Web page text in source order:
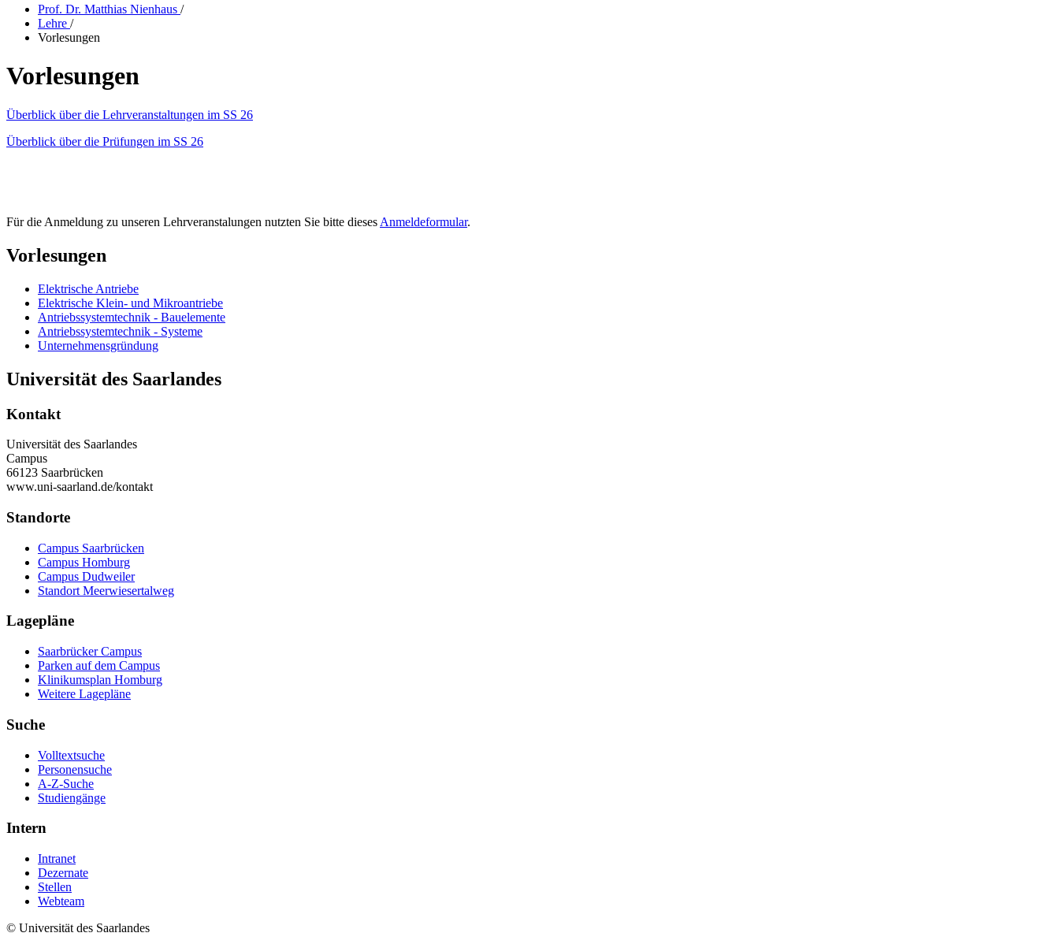
Prof. Dr. Matthias Nienhaus /
Lehre /
Vorlesungen
Vorlesungen
Überblick über die Lehrveranstaltungen im SS 26
Überblick über die Prüfungen im SS 26
Für die Anmeldung zu unseren Lehrveranstalungen nutzten Sie bitte dieses Anmeldeformular.
Vorlesungen
Elektrische Antriebe
Elektrische Klein- und Mikroantriebe
Antriebssystemtechnik - Bauelemente
Antriebssystemtechnik - Systeme
Unternehmensgründung
Universität des Saarlandes
Kontakt
Universität des Saarlandes
Campus
66123 Saarbrücken
www.uni-saarland.de/kontakt
Standorte
Campus Saarbrücken
Campus Homburg
Campus Dudweiler
Standort Meerwiesertalweg
Lagepläne
Saarbrücker Campus
Parken auf dem Campus
Klinikumsplan Homburg
Weitere Lagepläne
Suche
Volltextsuche
Personensuche
A-Z-Suche
Studiengänge
Intern
Intranet
Dezernate
Stellen
Webteam
© Universität des Saarlandes